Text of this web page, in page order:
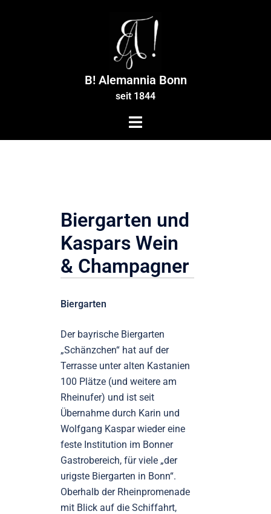
B! Alemannia Bonn
seit 1844
Biergarten und
Kaspars Wein
& Champagner
Biergarten
Der bayrische Biergarten
„Schänzchen“ hat auf der
Terrasse unter alten Kastanien
100 Plätze (und weitere am
Rheinufer) und ist seit
Übernahme durch Karin und
Wolfgang Kaspar wieder eine
feste Institution im Bonner
Gastrobereich, für viele „der
urigste Biergarten in Bonn“.
Oberhalb der Rheinpromenade
mit Blick auf die Schiffahrt,